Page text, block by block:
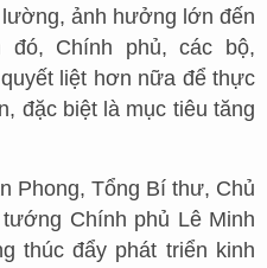
ảnh hưởng lớn đến
đó, Chính phủ, các bộ,
liệt hơn nữa để thực
đặc biệt là mục tiêu tăng
Phong, Tổng Bí thư, Chủ
Chính phủ Lê Minh
thúc đẩy phát triển kinh